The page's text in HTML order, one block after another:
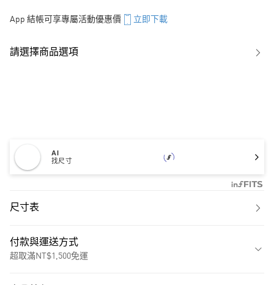
App 結帳可享專屬活動優惠價 立即下載
請選擇商品選項
AI
找尺寸
尺寸表
付款與運送方式
超取滿NT$1,500免運